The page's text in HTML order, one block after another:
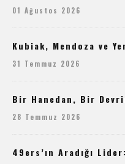
01 Ağustos 2026
Kubiak, Mendoza ve
31 Temmuz 2026
Bir Hanedan, Bir
28 Temmuz 2026
49ers’ın Aradığı